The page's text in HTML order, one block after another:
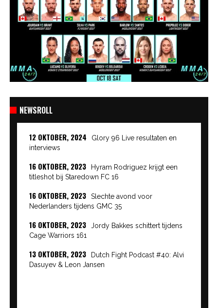
NEWSROLL
12 OKTOBER, 2024
Glory 96 Live resultaten en
interviews
16 OKTOBER, 2023
Hyram Rodriguez krijgt een
titleshot bij Staredown FC 16
16 OKTOBER, 2023
Slechte avond voor
Nederlanders tijdens GMC 35
16 OKTOBER, 2023
Jordy Bakkes schittert tijdens
Cage Warriors 161
13 OKTOBER, 2023
Dutch Fight Podcast #40: Alvi
Dasuyev & Leon Jansen